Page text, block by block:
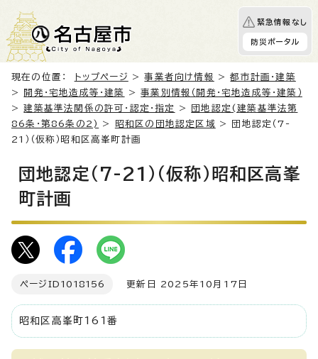
緊急情報なし
防災ポータル
現在の位置： トップページ >事業者向け情報 >都市計画・建築
>
開発・宅地造成等・建築 >事業別情報（開発・宅地造成等・建築）
>建築基準法関係の許可・認定・指定 >
団地認定(建築基準法第
86条・第86条の2)
> 昭和区の団地認定区域 > 団地認定（7-
21）（仮称）昭和区高峯町計画
団地認定（7-21）（仮称）昭和区高峯
町計画
ページID 1018156 更新日 2025年10月17日
昭和区高峯町161番